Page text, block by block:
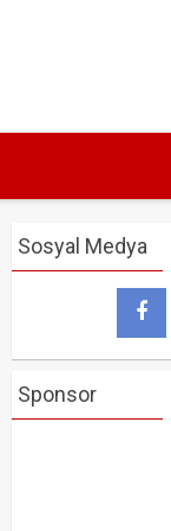
Sosyal Medya
Sponsor